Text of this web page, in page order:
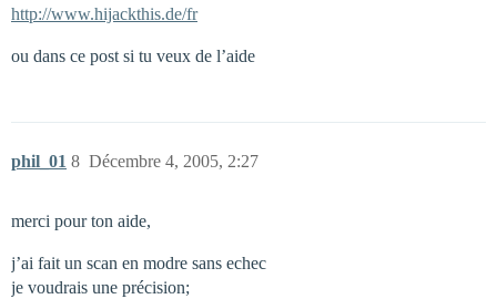
http://www.hijackthis.de/fr
ou dans ce post si tu veux de l’aide
phil_01 Décembre 4, 2005, 2:27
8
merci pour ton aide,
j’ai fait un scan en modre sans echec
je voudrais une précision;